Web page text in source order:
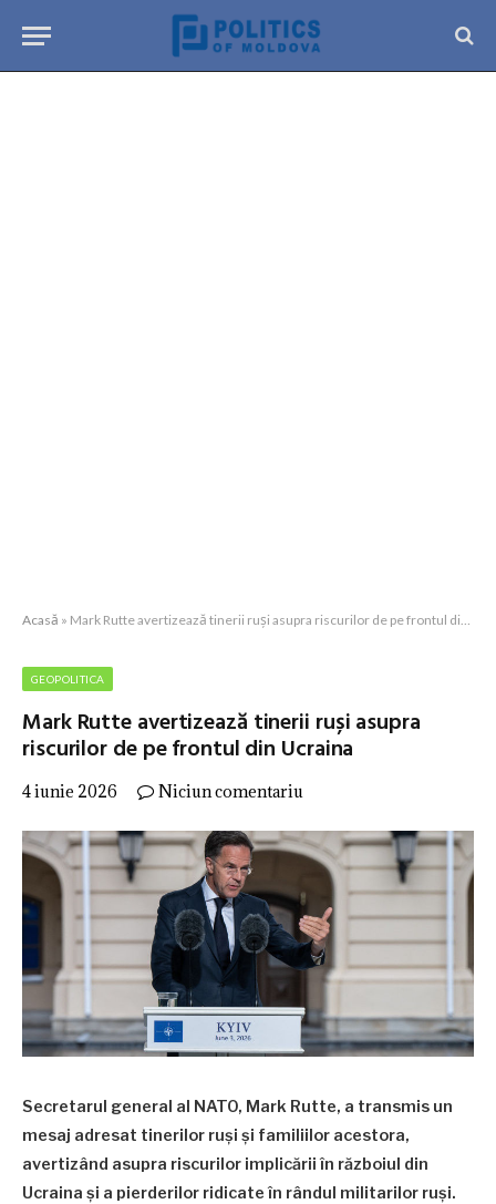
Acasă » Mark Rutte avertizează tinerii ruși asupra riscurilor de pe frontul din Ucraina
GEOPOLITICA
Mark Rutte avertizează tinerii ruși asupra
riscurilor de pe frontul din Ucraina
4 iunie 2026 Niciun comentariu
Secretarul general al NATO, Mark Rutte, a transmis un
mesaj adresat tinerilor ruși și familiilor acestora,
avertizând asupra riscurilor implicării în războiul din
Ucraina și a pierderilor ridicate în rândul militarilor ruși.